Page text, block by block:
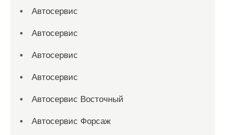
Автосервис
Автосервис
Автосервис
Автосервис
Автосервис Восточный
Автосервис Форсаж